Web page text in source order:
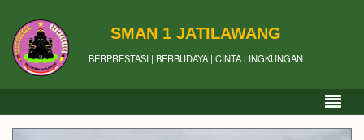
SMAN 1 JATILAWANG
BERPRESTASI | BERBUDAYA | CINTA LINGKUNGAN